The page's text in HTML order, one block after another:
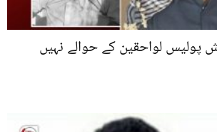
پولیس لواحقین کے حوالے نہیں